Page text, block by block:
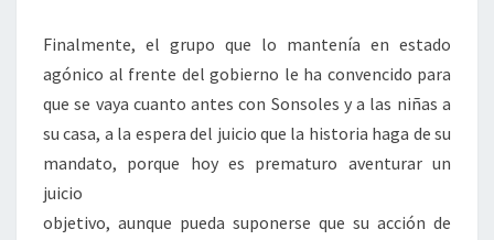
Finalmente, el grupo que lo mantenía en estado
agónico al frente del gobierno le ha convencido para
que se vaya cuanto antes con Sonsoles y a las niñas a
su casa, a la espera del juicio que la historia haga de su
mandato, porque hoy es prematuro aventurar un
juicio
objetivo, aunque pueda suponerse que su acción de